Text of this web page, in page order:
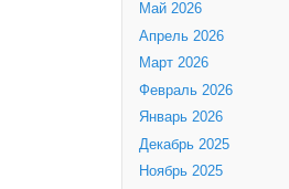
Май 2026
Апрель 2026
Март 2026
Февраль 2026
Январь 2026
Декабрь 2025
Ноябрь 2025